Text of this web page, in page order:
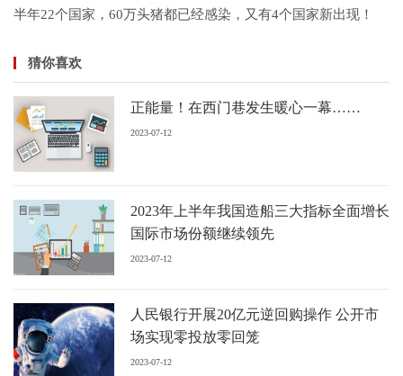
半年22个国家，60万头猪都已经感染，又有4个国家新出现！
猜你喜欢
正能量！在西门巷发生暖心一幕……
2023-07-12
2023年上半年我国造船三大指标全面增长
国际市场份额继续领先
2023-07-12
人民银行开展20亿元逆回购操作 公开市
场实现零投放零回笼
2023-07-12